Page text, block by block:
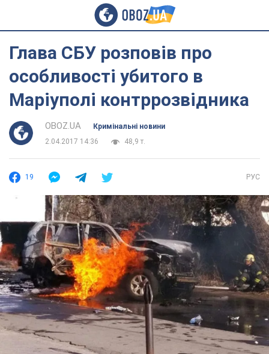
Глава СБУ розповів про
особливості убитого в
Маріуполі контррозвідника
OBOZ.UA
Кримінальні новини
2.04.2017 14:36
48,9 т.
19 РУС